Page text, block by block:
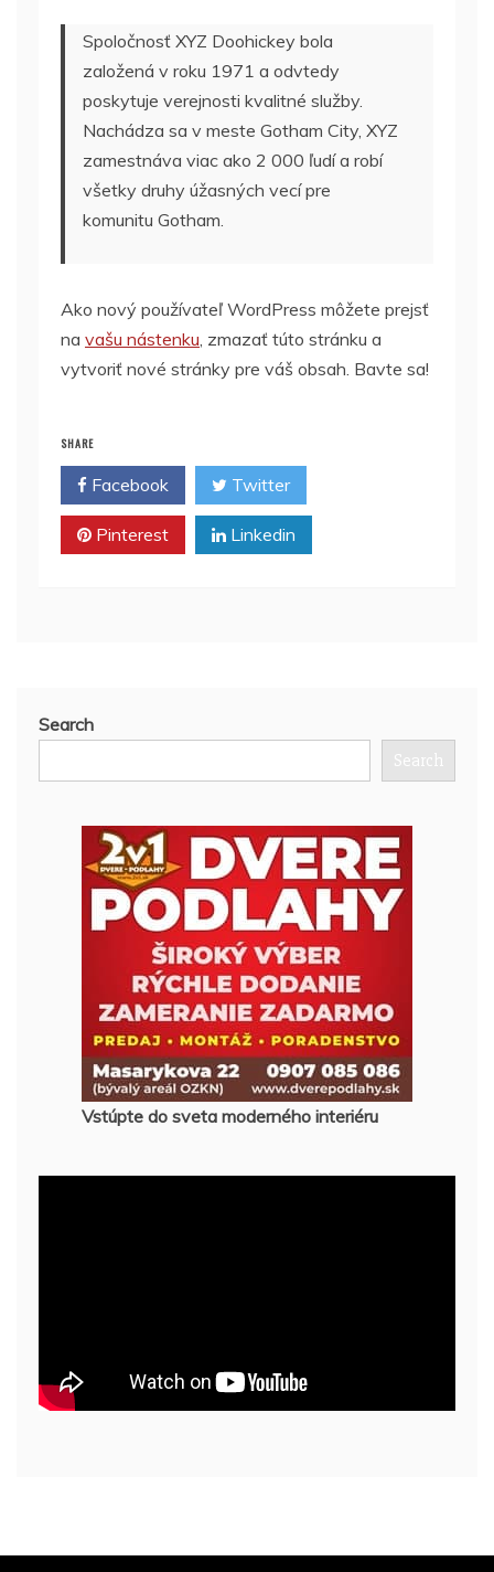
Spoločnosť XYZ Doohickey bola
založená v roku 1971 a odvtedy
poskytuje verejnosti kvalitné služby.
Nachádza sa v meste Gotham City, XYZ
zamestnáva viac ako 2 000 ľudí a robí
všetky druhy úžasných vecí pre
komunitu Gotham.
Ako nový používateľ WordPress môžete prejsť
na vašu nástenku, zmazať túto stránku a
vytvoriť nové stránky pre váš obsah. Bavte sa!
SHARE
Facebook Twitter
Pinterest Linkedin
Search
Search
Vstúpte do sveta moderného interiéru